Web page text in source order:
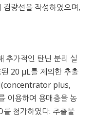
량선을 작성하였으며,
추가적인 탄닌 분리 실
20 μL를 제외한 추출
(concentrator plus,
용하여 용매층을 농
를 첨가하였다. 추출물